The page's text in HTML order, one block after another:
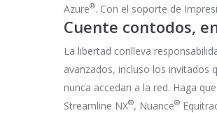
Azure®. Con el soporte de
Cuente contodos,
La libertad conlleva
avanzados, incluso los invitados
nunca accedan a la red. Haga
Streamline NX®, Nuance®